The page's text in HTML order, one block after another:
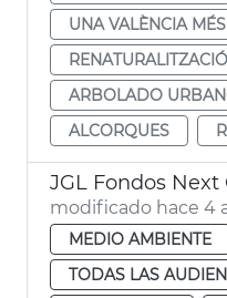
UNA VALÈNCIA
RENATURALITZACIÓ
ARBOLADO
ALCORQUES
JGL Fondos
modificado hace 4
MEDIO AMBIENTE
TODAS LAS